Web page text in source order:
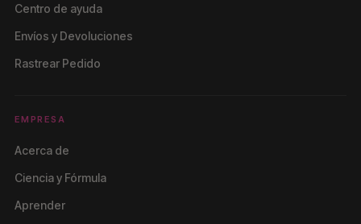
Centro de ayuda
Envíos y Devoluciones
Rastrear Pedido
EMPRESA
Acerca de
Ciencia y Fórmula
Aprender